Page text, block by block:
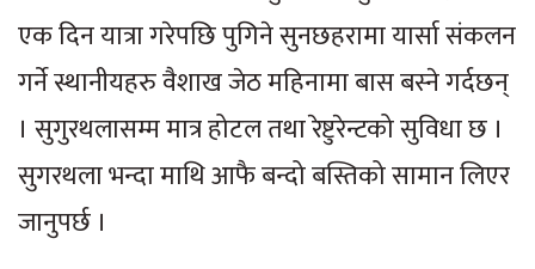
एक दिन यात्रा गरेपछि पुगिने सुनछहरामा यार्सा संकलन
गर्ने स्थानीयहरु वैशाख जेठ महिनामा बास बस्ने गर्दछन्
। सुगुरथलासम्म मात्र होटल तथा रेष्टुरेन्टको सुविधा छ ।
सुगरथला भन्दा माथि आफै बन्दो बस्तिको सामान लिएर
जानुपर्छ ।